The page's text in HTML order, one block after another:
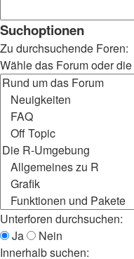
Suchoptionen
Zu durchsuchende Foren:
Wähle das Forum oder
Unterforen durchsuchen:
Ja
Nein
Innerhalb suchen: